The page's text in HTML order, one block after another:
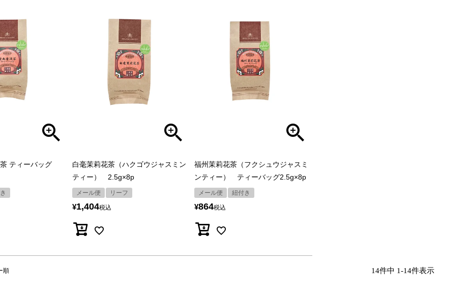
ティーバッグ
白毫茉莉花茶（ハクゴウジャスミン
ティー） 2.5g×8p
メール便 リーフ
¥1,404税込
福州茉莉花茶（フクシュウジャスミ
ンティー） ティーバッグ2.5g×8p
メール便 紐付き
¥864税込
順 14件中 1-14件表示